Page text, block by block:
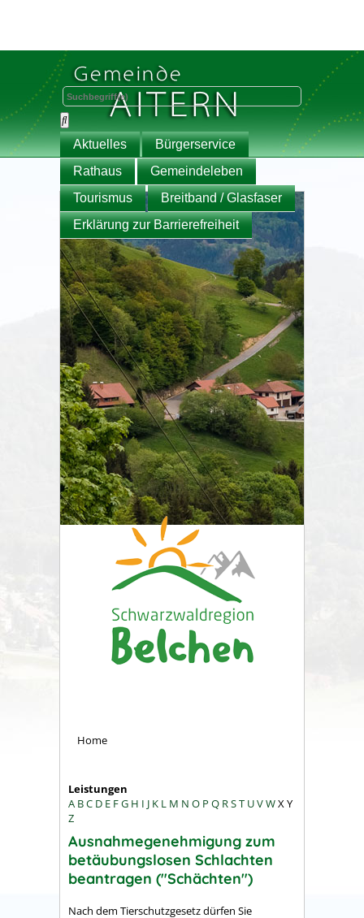
Aktuelles
Bürgerservice
Rathaus
Gemeindeleben
Tourismus
Breitband / Glasfaser
Erklärung zur Barrierefreiheit
Home
Leistungen
A BC D E FG H I J K L M N O P Q RST UVWXY
Z
Ausnahmegenehmigung zum
betäubungslosen Schlachten
beantragen ("Schächten")
Nach dem Tierschutzgesetz dürfen Sie